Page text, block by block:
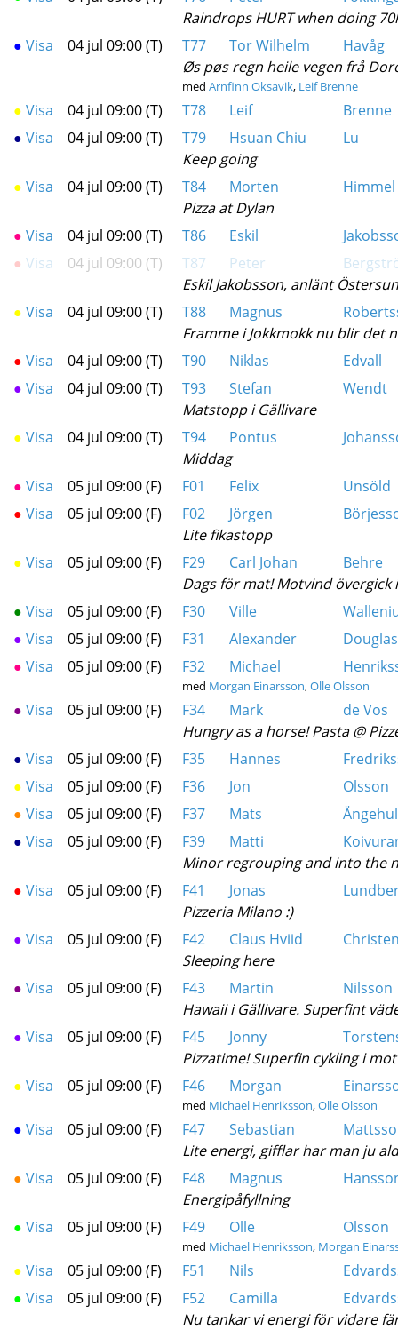
Raindrops HURT when doing
● Visa 04 jul 09:00 (T) T77 Tor Wilhelm
Havåg
Øs pøs regn heile vegen frå
med Arnfinn Oksavik, Leif Brenne
● Visa 04 jul 09:00 (T) T78 Leif
Brenne
● Visa 04 jul 09:00 (T) T79 Hsuan Chiu
Lu
Keep going
● Visa 04 jul 09:00 (T) T84 Morten
Himmel
Pizza at Dylan
● Visa 04 jul 09:00 (T) T86 Eskil
● Visa 04 jul 09:00 (T) T87 Peter
Eskil Jakobsson, anlänt
● Visa 04 jul 09:00 (T) T88 Magnus
Framme i Jokkmokk nu blir det
● Visa 04 jul 09:00 (T) T90 Niklas
Edvall
● Visa 04 jul 09:00 (T) T93 Stefan
Wendt
Matstopp i Gällivare
● Visa 04 jul 09:00 (T) T94 Pontus
Middag
● Visa 05 jul 09:00 (F) F01 Felix
Unsöld
● Visa 05 jul 09:00 (F) F02 Jörgen
Lite fikastopp
● Visa 05 jul 09:00 (F) F29 Carl Johan
Behre
Dags för mat! Motvind
● Visa 05 jul 09:00 (F) F30 Ville
● Visa 05 jul 09:00 (F) F31 Alexander
Douglas
● Visa 05 jul 09:00 (F) F32 Michael
med Morgan Einarsson,Olle Olsson
● Visa 05 jul 09:00 (F) F34 Mark
de Vos
Hungry as a horse! Pasta @
● Visa 05 jul 09:00 (F) F35 Hannes
● Visa 05 jul 09:00 (F) F36 Jon
Olsson
● Visa 05 jul 09:00 (F) F37 Mats
● Visa 05 jul 09:00 (F) F39 Matti
Minor regrouping and into the
● Visa 05 jul 09:00 (F) F41 Jonas
Pizzeria Milano :)
● Visa 05 jul 09:00 (F) F42 Claus Hviid
Sleeping here
● Visa 05 jul 09:00 (F) F43 Martin
Nilsson
Hawaii i Gällivare. Superfint
● Visa 05 jul 09:00 (F) F45 Jonny
Pizzatime! Superfin cykling i
● Visa 05 jul 09:00 (F) F46 Morgan
med Michael Henriksson,Olle Olsson
● Visa 05 jul 09:00 (F) F47 Sebastian
Lite energi, gifflar har man ju
● Visa 05 jul 09:00 (F) F48 Magnus
Energipåfyllning
● Visa 05 jul 09:00 (F) F49 Olle Olsson
med Michael Henriksson, Morgan
● Visa 05 jul 09:00 (F) F51 Nils
● Visa 05 jul 09:00 (F) F52 Camilla
Nu tankar vi energi för vidare